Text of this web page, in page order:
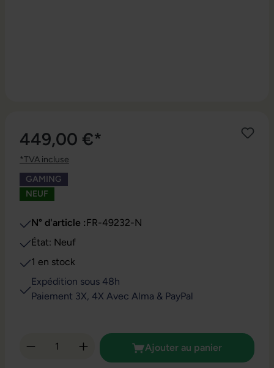
449,00 €*
*TVA incluse
GAMING
NEUF
N° d'article :FR-49232-N
État: Neuf
1 en stock
Expédition sous 48h
Paiement 3X, 4X Avec Alma & PayPal
Quantité de produit : Entrez la quantité
Ajouter au panier